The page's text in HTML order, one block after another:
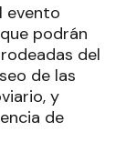
evento
podrán
del
de las
y
de